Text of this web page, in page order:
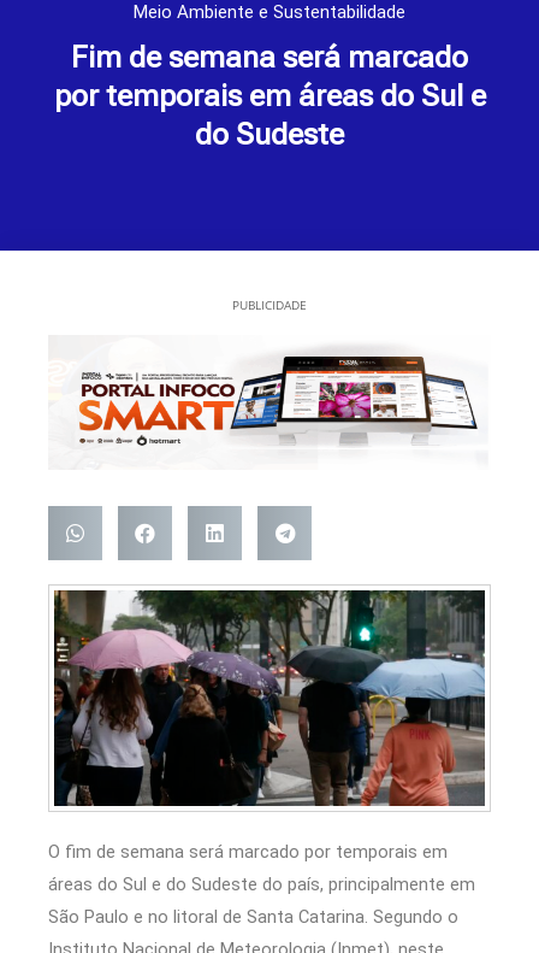
Meio Ambiente e Sustentabilidade
Fim de semana será marcado
por temporais em áreas do Sul e
do Sudeste
PUBLICIDADE
O fim de semana será marcado por temporais em
áreas do Sul e do Sudeste do país, principalmente em
São Paulo e no litoral de Santa Catarina. Segundo o